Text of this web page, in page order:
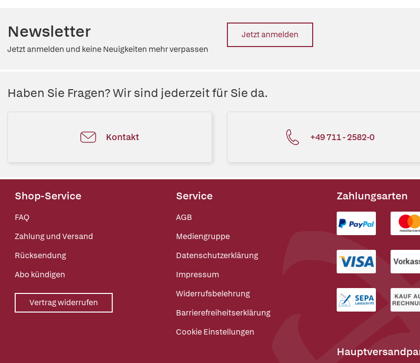
Newsletter
Jetzt anmelden und keine Neuigkeiten mehr verpassen
Jetzt anmelden
Haben Sie Fragen? Wir sind jederzeit für Sie da.
Kontakt +49 711 - 2582-0
Shop-Service
FAQ
Zahlung und Versand
Rücksendung
Abo kündigen
Vertrag widerrufen
Service
AGB
Mediengruppe
Datenschutzerklärung
Impressum
Widerrufsbelehrung
Barrierefreiheitserklärung
Cookie Einstellungen
Zahlungsarten